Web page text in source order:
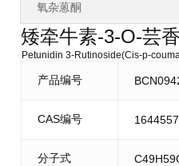
氧杂蒽酮
矮牵牛素-3-O-芸
Petunidin 3-Rutinoside(Cis-p-
产品编号
CAS编号
分子式